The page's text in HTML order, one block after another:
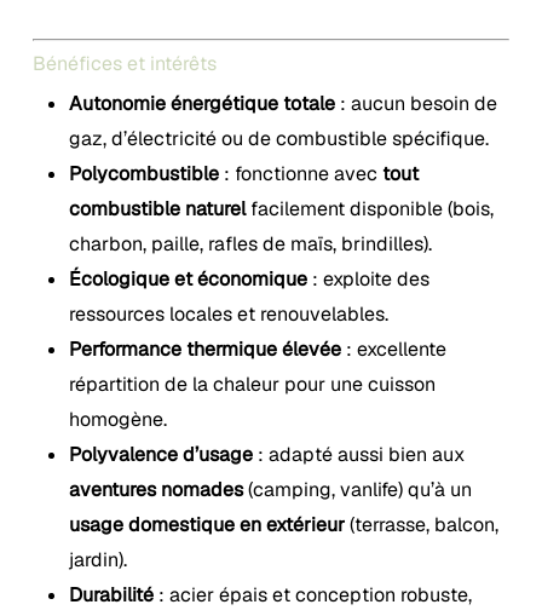
Bénéfices et intérêts
Autonomie énergétique totale: aucun besoin de
gaz, d’électricité ou de combustible spécifique.
Polycombustible: fonctionne avec tout
combustible naturelfacilement disponible (bois,
charbon, paille, rafles de maïs, brindilles).
Écologique et économique: exploite des
ressources locales et renouvelables.
Performance thermique élevée: excellente
répartition de la chaleur pour une cuisson
homogène.
Polyvalence d’usage: adapté aussi bien aux
aventures nomades(camping, vanlife) qu’à un
usage domestique en extérieur(terrasse, balcon,
jardin).
Durabilité: acier épais et conception robuste,